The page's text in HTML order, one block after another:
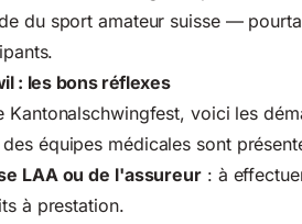
du sport amateur suisse —
: les bons réflexes
Kantonalschwingfest, voici les
des équipes médicales sont
LAA ou de l'assureur : à
à prestation.